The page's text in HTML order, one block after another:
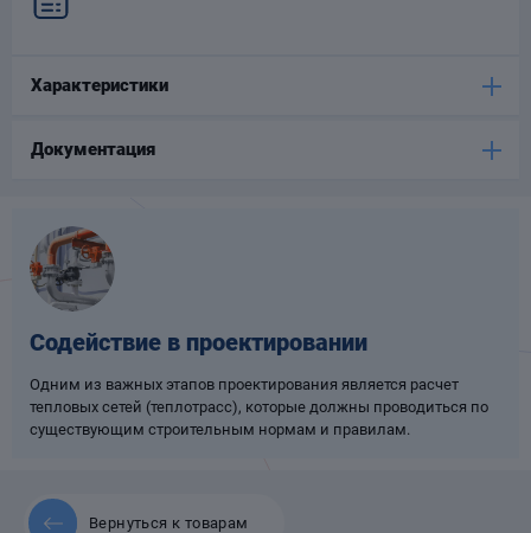
Характеристики
Документация
Содействие в проектировании
Одним из важных этапов проектирования является расчет
тепловых сетей (теплотрасс), которые должны проводиться по
существующим строительным нормам и правилам.
Вернуться к товарам
Компенсаторы